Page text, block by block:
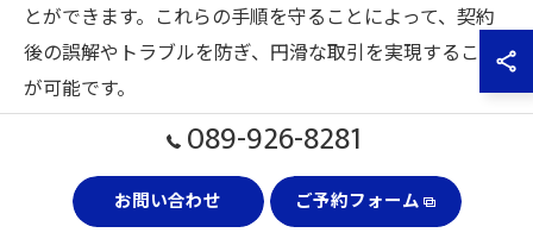
とができます。これらの手順を守ることによって、契約
後の誤解やトラブルを防ぎ、円滑な取引を実現すること
が可能です。
不動産買取でスムーズな契約を実
089-926-8281
お問い合わせ ご予約フォーム